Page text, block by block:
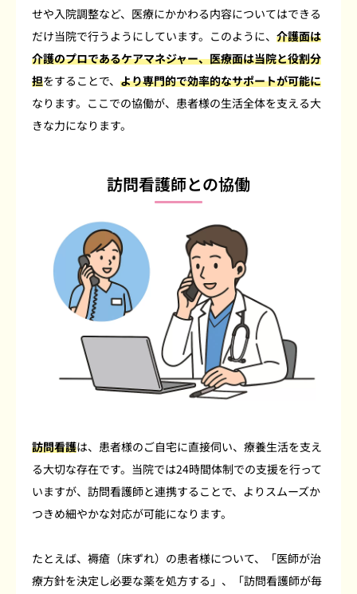
せや入院調整など、医療にかかわる内容についてはできる
だけ当院で行うようにしています。このように、 介護面は
介護のプロであるケアマネジャー、医療面は当院と役割分
担をすることで、 より専門的で効率的なサポートが可能に
なります。ここでの協働が、患者様の生活全体を支える大
きな力になります。
訪問看護師との協働
訪問看護は、患者様のご自宅に直接伺い、療養生活を支え
る大切な存在です。当院では24時間体制での支援を行って
いますが、訪問看護師と連携することで、よりスムーズか
つきめ細やかな対応が可能になります。
たとえば、褥瘡（床ずれ）の患者様について、「医師が治
療方針を決定し必要な薬を処方する」、「訪問看護師が毎